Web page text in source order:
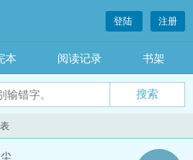
登陆 注册
本 阅读记录 书架